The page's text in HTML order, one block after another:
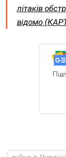
літаків
відомо